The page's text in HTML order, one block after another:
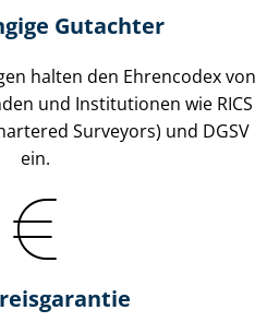
Gutachter
halten den Ehrencodex von
und Institutionen wie RICS
Surveyors) und DGSV
ein.